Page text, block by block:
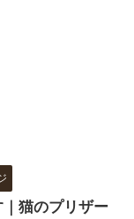
猫のプリザー